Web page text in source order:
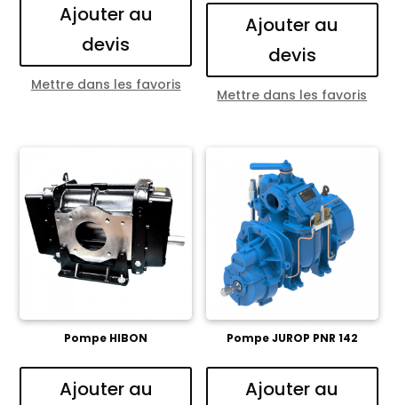
Ajouter au
devis
Mettre dans les favoris
Ajouter au
devis
Mettre dans les favoris
Pompe HIBON
Ajouter au
Pompe JUROP PNR 142
Ajouter au